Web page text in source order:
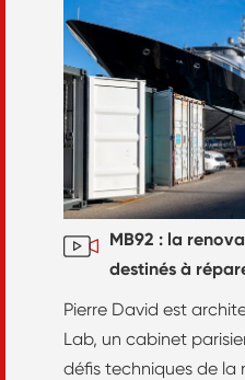
MB92 : la
destinés à
Pierre David est
Lab, un cabinet
défis techniques de la